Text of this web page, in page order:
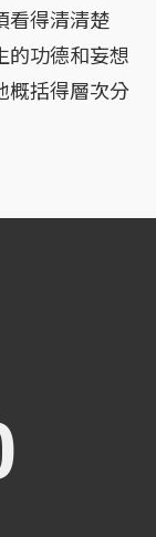
看得清清楚
的功德和妄想
概括得層次分